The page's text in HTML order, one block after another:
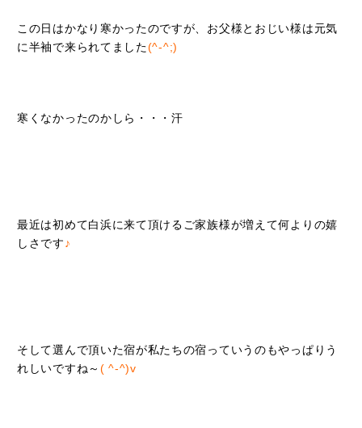
この日はかなり寒かったのですが、お父様とおじい様は元気
に半袖で来られてました(^-^;)
寒くなかったのかしら・・・汗
最近は初めて白浜に来て頂けるご家族様が増えて何よりの嬉
しさです♪
そして選んで頂いた宿が私たちの宿っていうのもやっぱりう
れしいですね～ ( ^-^)v